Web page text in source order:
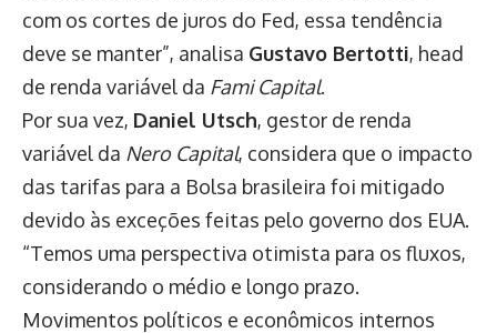
com os cortes de juros do Fed, essa tendência
deve se manter”, analisa Gustavo Bertotti, head
de renda variável da Fami Capital.
Por sua vez, Daniel Utsch, gestor de renda
variável da Nero Capital, considera que o impacto
das tarifas para a Bolsa brasileira foi mitigado
devido às exceções feitas pelo governo dos EUA.
“Temos uma perspectiva otimista para os fluxos,
considerando o médio e longo prazo.
Movimentos políticos e econômicos internos